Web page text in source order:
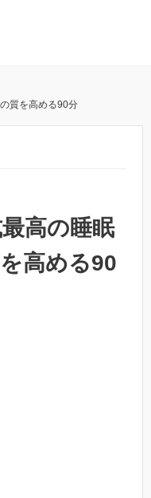
質を高める90分
高の睡眠
高める90